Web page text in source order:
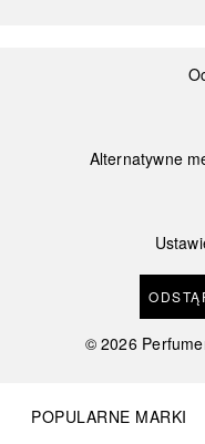
Alternatywne
©2026
POPULARNE MARKI